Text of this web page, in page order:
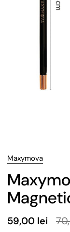
Maxymova
59,00 lei